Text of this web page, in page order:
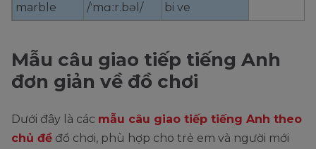
marble /ˈmɑːr.bəl/ bi ve
Mẫu câu giao tiếp tiếng Anh
đơn giản về đồ chơi
Dưới đây là các mẫu câu giao tiếp tiếng Anh theo
chủ đề đồ chơi, phù hợp cho trẻ em và người mới